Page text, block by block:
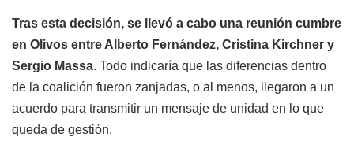
Tras esta decisión, se llevó a cabo una reunión cumbre
en Olivos entre Alberto Fernández, Cristina Kirchner y
Sergio Massa. Todo indicaría que las diferencias dentro
de la coalición fueron zanjadas, o al menos, llegaron a un
acuerdo para transmitir un mensaje de unidad en lo que
queda de gestión.